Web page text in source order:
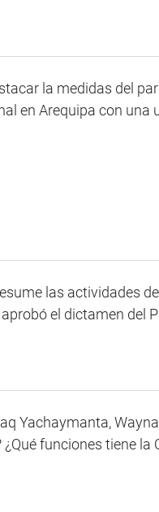
la medidas del
en Arequipa con una
las actividades
el dictamen del
Yachaymanta,
funciones tiene la